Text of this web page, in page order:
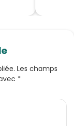
Les champs
*